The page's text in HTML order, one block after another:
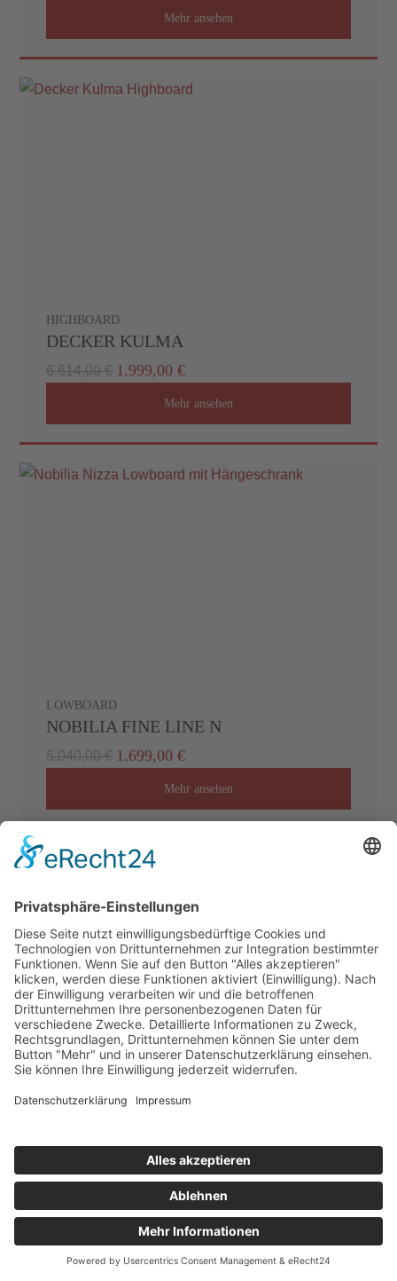
Mehr ansehen
HIGHBOARD
DECKER KULMA
6.614,00 € 1.999,00 €
Mehr ansehen
LOWBOARD
NOBILIA FINE LINE N
5.040,00 € 1.699,00 €
Mehr ansehen
HABUFA ARIZONA
Mehr ansehen